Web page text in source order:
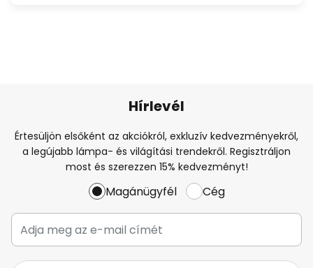
Hírlevél
Értesüljön elsőként az akciókról, exkluzív kedvezményekről,
a legújabb lámpa- és világítási trendekről. Regisztráljon
most és szerezzen 15% kedvezményt!
Magánügyfél Cég